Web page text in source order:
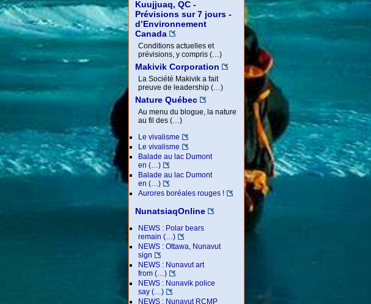
Kuujjuaq, QC -
Prévisions sur 7 jours -
d’Environnement
Canada
Conditions actuelles et
prévisions, y compris (…)
Makivik Corporation
La Société Makivik a fait
preuve de leadership (…)
Nature Québec
Au menu du blogue, la nature
au fil des (…)
Le vivalisme
Le vivalisme
Balade au lac Dumont
en (…)
Balade au lac Dumont
en (…)
Aurores boréales rouges !
NunatsiaqOnline
NEWS : Polar bears
remain (…)
NEWS : Ottawa, Nunavut
sign
NEWS : Nunavut art
from (…)
NEWS : Nunavik police
say (…)
NEWS : Nunavut RCMP